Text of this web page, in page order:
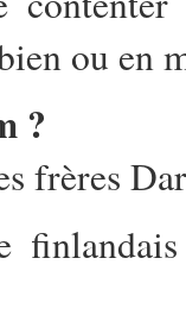
ou en
?
frères